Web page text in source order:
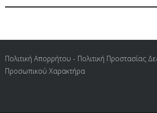
Πολιτική Απορρήτου - Πολιτική Προστασίας
Προσωπικού Χαρακτήρα